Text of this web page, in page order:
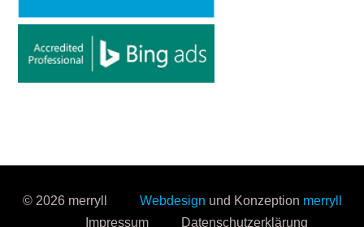
© 2026 merryll Webdesign und Konzeption merryll
Impressum
Datenschutzerklärung